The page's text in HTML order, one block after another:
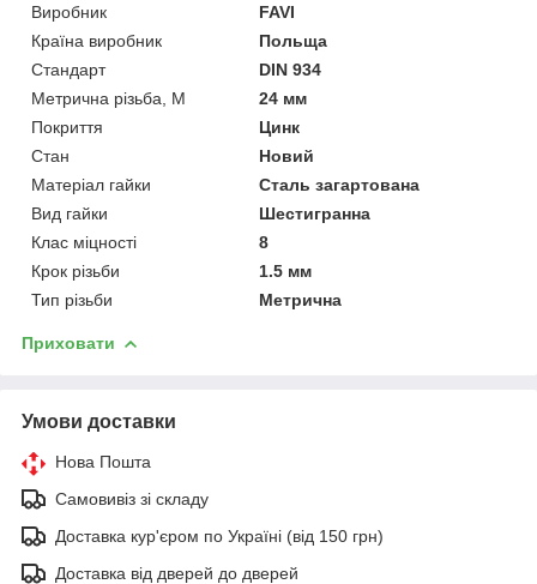
Виробник
FAVI
Країна виробник
Польща
Стандарт
DIN 934
Метрична різьба, М
24 мм
Покриття
Цинк
Стан
Новий
Матеріал гайки
Сталь загартована
Вид гайки
Шестигранна
Клас міцності
8
Крок різьби
1.5 мм
Тип різьби
Метрична
Приховати
Умови доставки
Нова Пошта
Самовивіз зі складу
Доставка кур'єром по Україні (від 150 грн)
Доставка від дверей до дверей